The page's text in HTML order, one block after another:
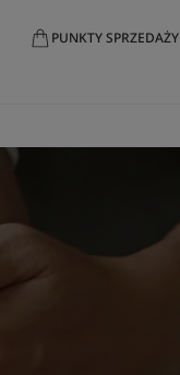
PUNKTY SPRZEDAŻY